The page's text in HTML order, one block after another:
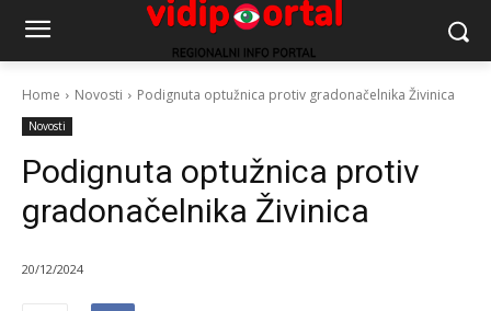
Home Novosti Podignuta optužnica protiv gradonačelnika Živinica
Novosti
Podignuta optužnica protiv
gradonačelnika Živinica
20/12/2024